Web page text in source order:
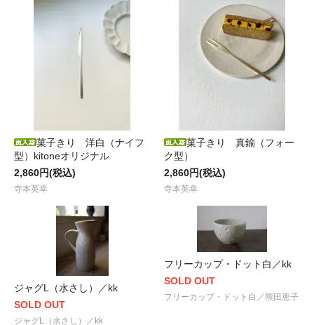
菓子きり 洋白（ナイフ
型）kitoneオリジナル
2,860円(税込)
寺本英幸
菓子きり 真鍮（フォー
ク型）
2,860円(税込)
寺本英幸
ジャグL（水さし）／kk
SOLD OUT
ジャグL（水さし）／kk
フリーカップ・ドット白／kk
SOLD OUT
フリーカップ・ドット白／熊田恵子